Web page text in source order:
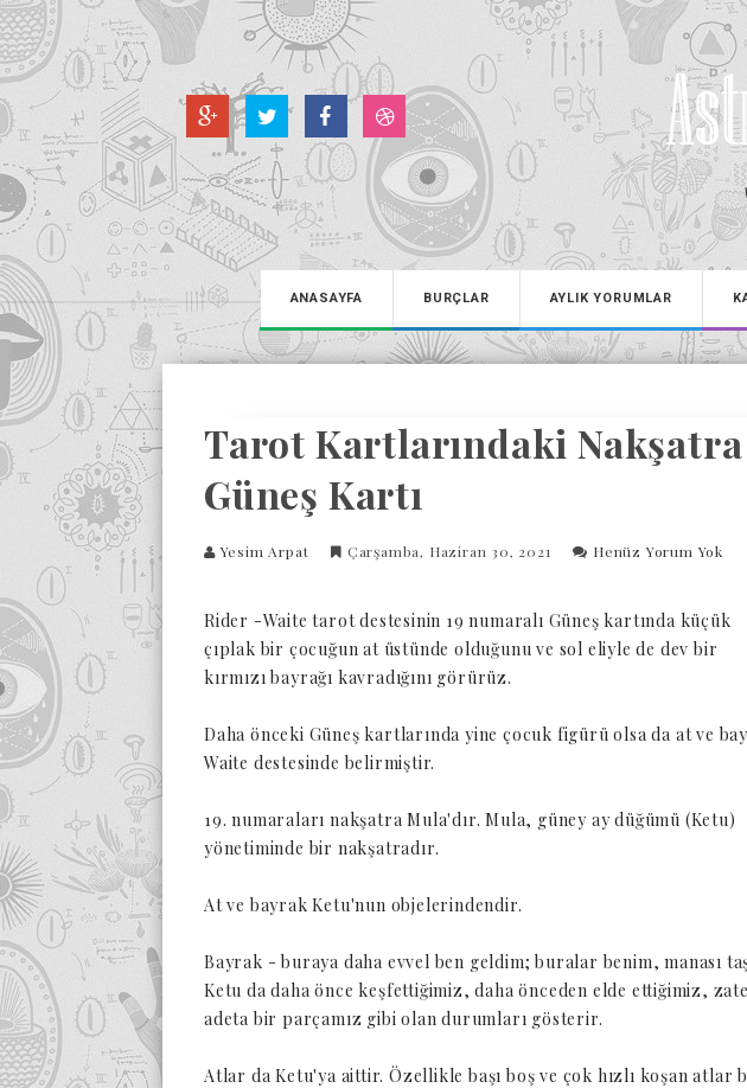
ANASAYFA BURÇLAR AYLIK YORUMLAR
Tarot Kartlarındaki
Güneş Kartı
Yesim Arpat Çarşamba, Haziran 30, 2021 Henüz Yorum Yok
Rider -Waite tarot destesinin 19 numaralı Güneş kartında küçük
çıplak bir çocuğun at üstünde olduğunu ve sol eliyle de dev bir
kırmızı bayrağı kavradığını görürüz.
Daha önceki Güneş kartlarında yine çocuk figürü olsa da at ve
Waite destesinde belirmiştir.
19. numaraları nakşatra Mula'dır. Mula, güney ay düğümü (Ketu)
yönetiminde bir nakşatradır.
At ve bayrak Ketu'nun objelerindendir.
Bayrak - buraya daha evvel ben geldim; buralar benim, manası
Ketu da daha önce keşfettiğimiz, daha önceden elde ettiğimiz,
adeta bir parçamız gibi olan durumları gösterir.
Atlar da Ketu'ya aittir. Özellikle başı boş ve çok hızlı koşan atlar